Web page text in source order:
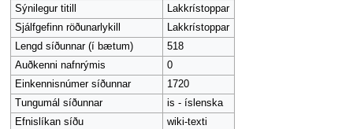
Sýnilegur titill
Lakkrístoppar
Sjálfgefinn röðunarlykill
Lakkrístoppar
Lengd síðunnar (í bætum)
518
Auðkenni nafnrýmis
0
Einkennisnúmer síðunnar
1720
Tungumál síðunnar
is - íslenska
Efnislíkan síðu
wiki-texti